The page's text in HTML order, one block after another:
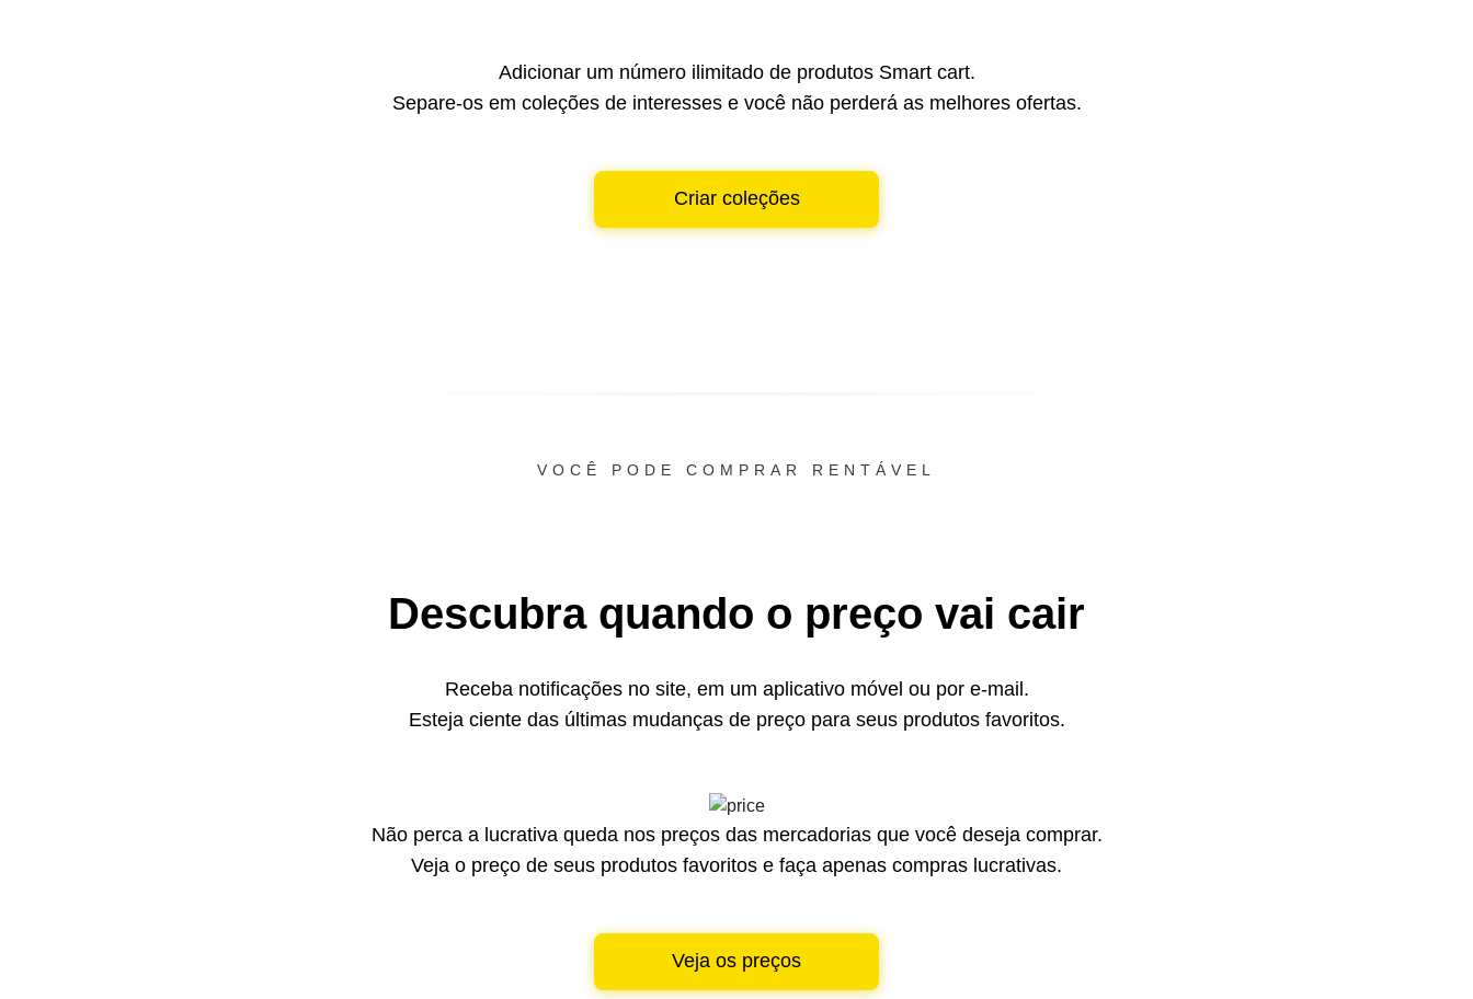
Adicionar um número ilimitado de produtos Smart cart.
Separe-os em coleções de interesses e você não perderá as melhores ofertas.
Criar coleções
VOCÊ PODE COMPRAR RENTÁVEL
Descubra quando o preço vai cair
Receba notificações no site, em um aplicativo móvel ou por e-mail.
Esteja ciente das últimas mudanças de preço para seus produtos favoritos.
Não perca a lucrativa queda nos preços das mercadorias que você deseja comprar.
Veja o preço de seus produtos favoritos e faça apenas compras lucrativas.
Veja os preços